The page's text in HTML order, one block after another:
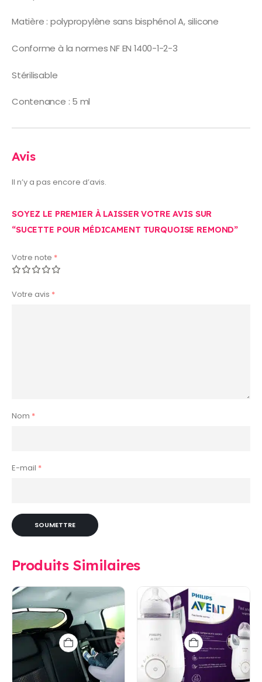
Matière : polypropylène sans bisphénol A, silicone
Conforme à la normes NF EN 1400-1-2-3
Stérilisable
Contenance : 5 ml
Avis
Il n’y a pas encore d’avis.
SOYEZ LE PREMIER À LAISSER VOTRE AVIS SUR
“SUCETTE POUR MÉDICAMENT TURQUOISE REMOND”
Votre note *
Votre avis *
Nom *
E-mail *
Produits Similaires